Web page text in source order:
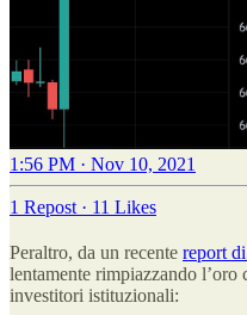
1:56 PM · Nov 10, 2021
1 Repost · 11 Likes
Peraltro, da un recente report di
lentamente rimpiazzando
investitori istituzionali: